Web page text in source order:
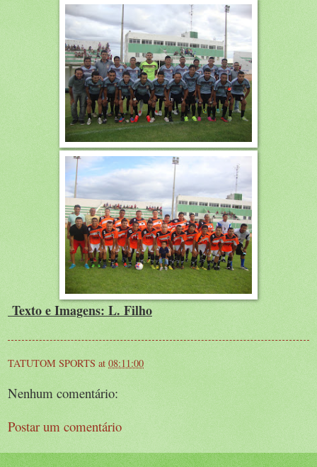
Texto e Imagens: L. Filho
TATUTOM SPORTS at 08:11:00
Nenhum comentário:
Postar um comentário